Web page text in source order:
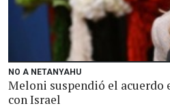
NO A NETANYAHU
Meloni suspendió el acuerdo
con Israel